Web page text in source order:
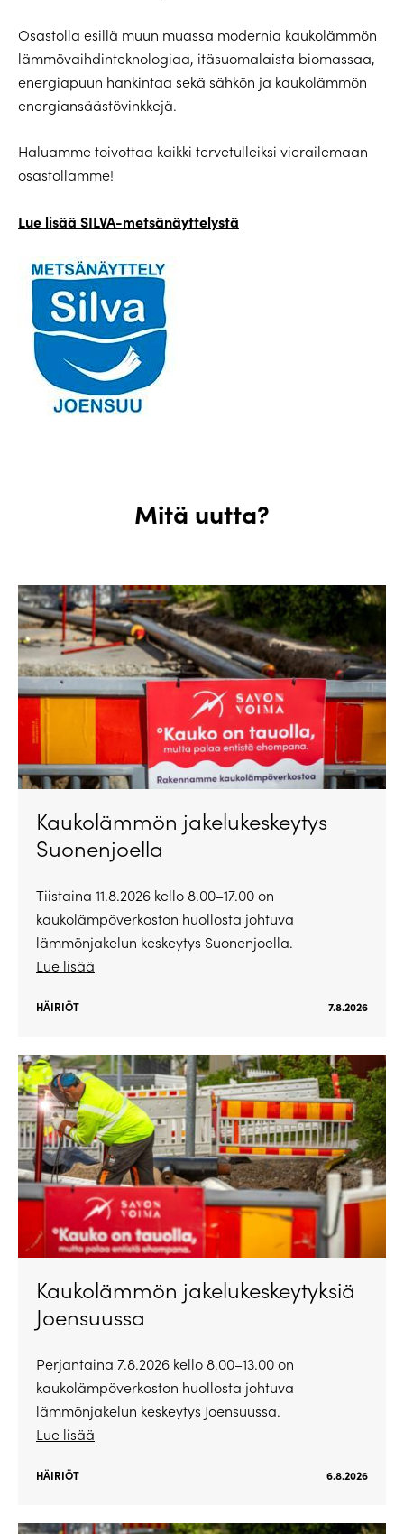
Osastolla esillä muun muassa modernia kaukolämmön
lämmövaihdinteknologiaa, itäsuomalaista biomassaa,
energiapuun hankintaa sekä sähkön ja kaukolämmön
energiansäästövinkkejä.
Haluamme toivottaa kaikki tervetulleiksi vierailemaan
osastollamme!
Lue lisää SILVA-metsänäyttelystä
Mitä uutta?
Kaukolämmön jakelukeskeytys
Suonenjoella
Tiistaina 11.8.2026 kello 8.00–17.00 on
kaukolämpöverkoston huollosta johtuva
lämmönjakelun keskeytys Suonenjoella.
Lue lisää
HÄIRIÖT 7.8.2026
Kaukolämmön jakelukeskeytyksiä
Joensuussa
Perjantaina 7.8.2026 kello 8.00–13.00 on
kaukolämpöverkoston huollosta johtuva
lämmönjakelun keskeytys Joensuussa.
Lue lisää
HÄIRIÖT 6.8.2026